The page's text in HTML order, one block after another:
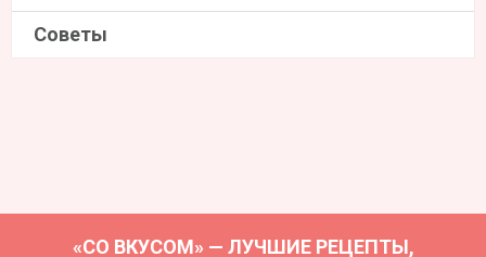
Советы
«СО ВКУСОМ» — ЛУЧШИЕ РЕЦЕПТЫ,